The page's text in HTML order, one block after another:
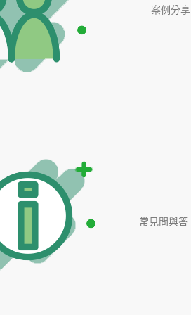
案例分享
常見問與答